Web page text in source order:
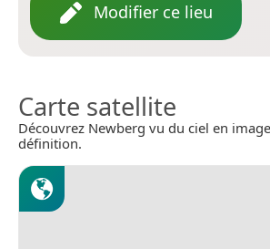
Modifier ce lieu
Carte satellite
Découvrez Newberg vu du ciel en
définition.